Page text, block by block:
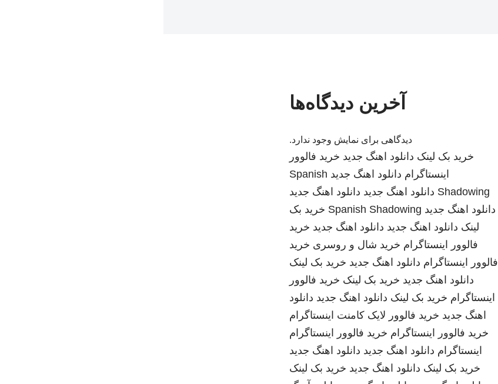
آخرین دیدگاه‌ها
دیدگاهی برای نمایش وجود ندارد.
خرید بک لینک دانلود اهنگ جدید خرید فالوور
اینستاگرام دانلود اهنگ جدید Spanish
Shadowing دانلود اهنگ جدید دانلود اهنگ جدید
دانلود اهنگ جدید Spanish Shadowing خرید بک
لینک دانلود اهنگ جدید دانلود اهنگ جدید خرید
فالوور اینستاگرام خرید شال و روسری خرید
فالوور اینستاگرام دانلود اهنگ جدید خرید بک لینک
دانلود اهنگ جدید خرید بک لینک خرید فالوور
اینستاگرام خرید بک لینک دانلود اهنگ جدید دانلود
اهنگ جدید خرید فالوور لایک کامنت اینستاگرام
خرید فالوور اینستاگرام خرید فالوور اینستاگرام
اینستاگرام دانلود اهنگ جدید دانلود اهنگ جدید
خرید بک لینک دانلود اهنگ جدید خرید بک لینک